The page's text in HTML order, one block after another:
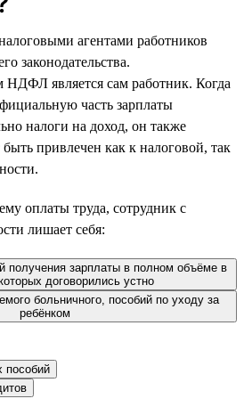
агентами работников
законодательства.
НДФЛ является сам работник. Когда
часть зарплаты
налоги на доход, он также
привлечен как к налоговой, так
оплаты труда, сотрудник с
лишает себя:
получения зарплаты в полном объёме в
договорились устно
больничного, пособий по уходу за
ребёнком
пособий